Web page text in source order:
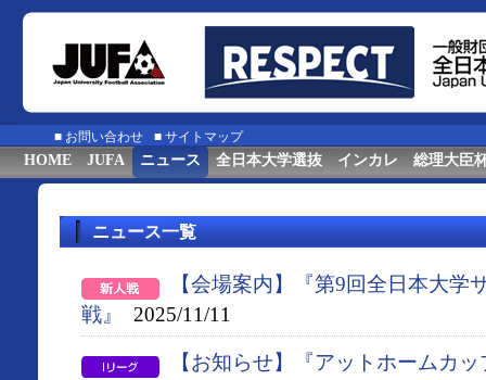
■ お問い合わせ ■ サイトマップ
HOME JUFA ニュース 全日本大学選抜 インカレ 総理大臣
ニュース一覧
【会場案内】『第9回全日本大学
戦』
2025/11/11
【お知らせ】『アットホームカ